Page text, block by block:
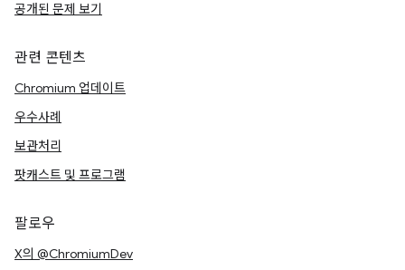
공개된 문제 보기
관련 콘텐츠
Chromium 업데이트
우수사례
보관처리
팟캐스트 및 프로그램
팔로우
X의 @ChromiumDev